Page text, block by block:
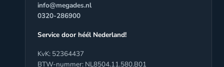
info@megades.nl
0320-286900
Service door héél Nederland!
KvK: 52364437
BTW-nummer: NL8504.11.580.B01